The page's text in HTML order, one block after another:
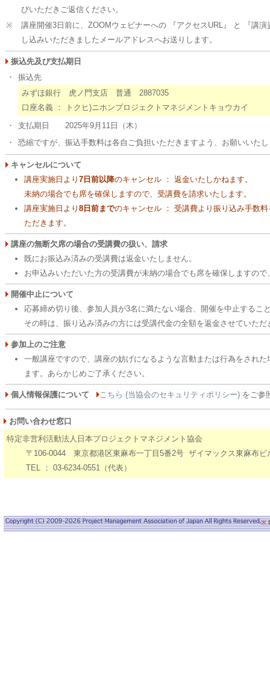
びいただきご返信ください。
※
講座開催3日前に、ZOOMウェビナーへの 『アクセスURL』 と 『講
し込みいただきましたメールアドレスへお送りします。
振込先及び支払期日
・
振込先
みずほ銀行 虎ノ門支店 普通 2887035
口座名義 ： トクヒ)ニホンプロジェクトマネジメントキョウカイ
・
支払期日 2025年9月11日（木）
・
恐縮ですが、振込手数料は各自ご負担いただきますよう、お願いいた
キャンセルについて
講座実施日より7日前以降のキャンセル ： 返金いたしかねます。
未納の場合でも席を確保しますので、受講費を請求いたします。
講座実施日より8日前までのキャンセル ： 受講費より振り込み手数
ただきます。
講座の無断欠席の場合の受講費の扱い、請求
既にお振込み済みの受講費は返金いたしません。
お申込みいただいた方の受講費が未納の場合でも席を確保しますの
開催中止について
応募締め切り後、参加人員が3名に満たない場合、開催を中止するこ
その時は、振り込み済みの方には受講代金の全額を返金させていただ
参加上のご注意
一般講座ですので、講座の妨げになるような言動または行為をされ
ます。あらかじめご了承ください。
個人情報保護について こちら (当協会のセキュリティポリシー) をご参
お問い合わせ窓口
特定非営利活動法人日本プロジェクトマネジメント協会
〒106-0044 東京都港区東麻布一丁目5番2号 ザイマックス東麻布ビ
TEL ： 03-6234-0551（代表）
※